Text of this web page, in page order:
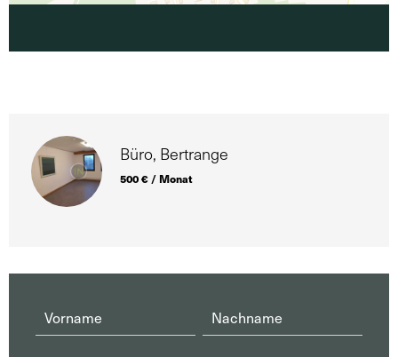
Büro, Bertrange
500 € / Monat